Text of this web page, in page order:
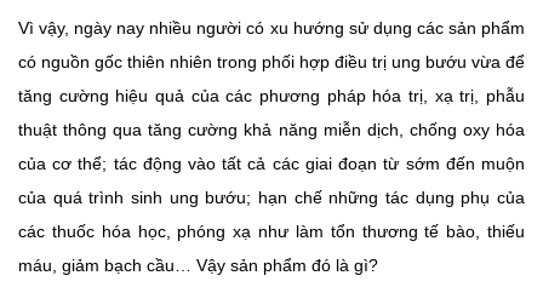
Vì vậy, ngày nay nhiều người có xu hướng sử dụng các sản phẩm
có nguồn gốc thiên nhiên trong phối hợp điều trị ung bướu vừa để
tăng cường hiệu quả của các phương pháp hóa trị, xạ trị, phẫu
thuật thông qua tăng cường khả năng miễn dịch, chống oxy hóa
của cơ thể; tác động vào tất cả các giai đoạn từ sớm đến muộn
của quá trình sinh ung bướu; hạn chế những tác dụng phụ của
các thuốc hóa học, phóng xạ như làm tổn thương tế bào, thiếu
máu, giảm bạch cầu… Vậy sản phẩm đó là gì?